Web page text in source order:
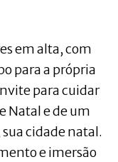
em alta, com
para a própria
para cuidar
Natal e de um
cidade natal.
e imersão